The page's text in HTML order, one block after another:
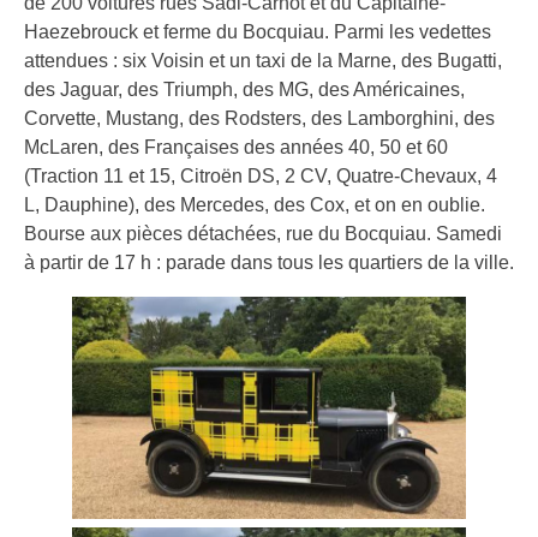
Haezebrouck et ferme du Bocquiau. Parmi les vedettes
attendues : six Voisin et un taxi de la Marne, des Bugatti,
des Jaguar, des Triumph, des MG, des Américaines,
Corvette, Mustang, des Rodsters, des Lamborghini, des
McLaren, des Françaises des années 40, 50 et 60
(Traction 11 et 15, Citroën DS, 2 CV, Quatre-Chevaux, 4
L, Dauphine), des Mercedes, des Cox, et on en oublie.
Bourse aux pièces détachées, rue du Bocquiau. Samedi
à partir de 17 h : parade dans tous les quartiers de la ville.